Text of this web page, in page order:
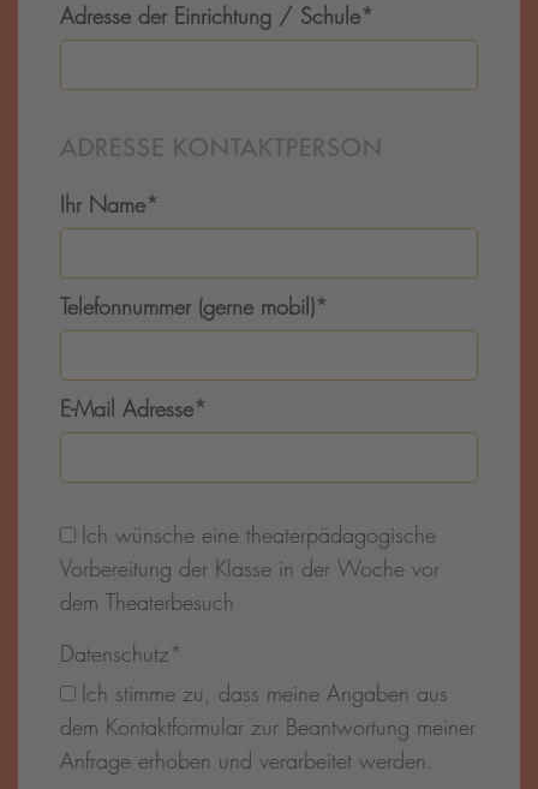
Adresse der Einrichtung / Schule*
ADRESSE KONTAKTPERSON
Ihr Name*
Telefonnummer (gerne mobil)*
E-Mail Adresse*
Ich wünsche eine theaterpädagogische
Vorbereitung der Klasse in der Woche vor
dem Theaterbesuch
Datenschutz*
Ich stimme zu, dass meine Angaben aus
dem Kontaktformular zur Beantwortung meiner
Anfrage erhoben und verarbeitet werden.